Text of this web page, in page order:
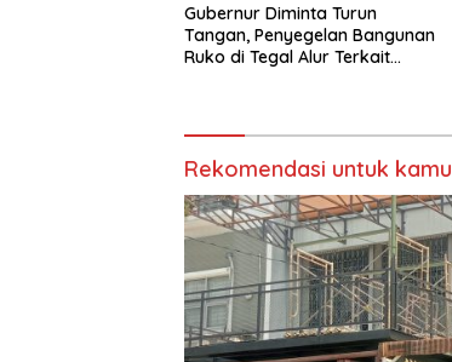
Gubernur Diminta Turun
Tangan, Penyegelan Bangunan
Ruko di Tegal Alur Terkait
Rekomendasi untuk kamu